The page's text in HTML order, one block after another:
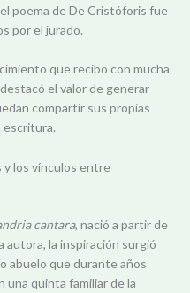
poema de De Cristóforis fue
por el jurado.
que recibo con mucha
el valor de generar
compartir sus propias
escritura.
y los vínculos entre
cantara, nació a partir de
autora, la inspiración surgió
abuelo que durante años
quinta familiar de la